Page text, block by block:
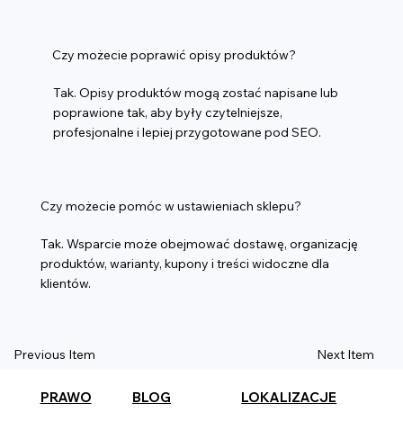
Czy możecie poprawić opisy produktów?
Tak. Opisy produktów mogą zostać napisane lub
poprawione tak, aby były czytelniejsze,
profesjonalne i lepiej przygotowane pod SEO.
Czy możecie pomóc w ustawieniach sklepu?
Tak. Wsparcie może obejmować dostawę, organizację
produktów, warianty, kupony i treści widoczne dla
klientów.
Previous Item Next Item
PRAWO BLOG LOKALIZACJE